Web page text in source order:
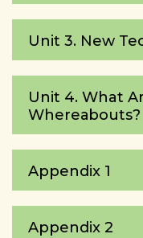
Unit 3. New
Unit 4. What
Whereаbouts?
Appendix 1
Appendix 2